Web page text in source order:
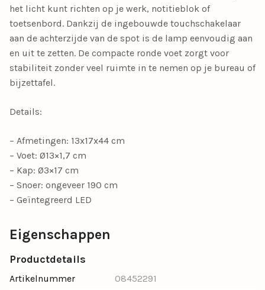
het licht kunt richten op je werk, notitieblok of
toetsenbord. Dankzij de ingebouwde touchschakelaar
aan de achterzijde van de spot is de lamp eenvoudig aan
en uit te zetten. De compacte ronde voet zorgt voor
stabiliteit zonder veel ruimte in te nemen op je bureau of
bijzettafel.
Details:
– Afmetingen: 13x17x44 cm
– Voet: Ø13×1,7 cm
– Kap: Ø3×17 cm
– Snoer: ongeveer 190 cm
– Geïntegreerd LED
Eigenschappen
Productdetails
Artikelnummer 08452291